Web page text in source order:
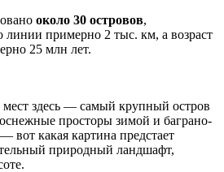
около 30 островов,
линии примерно 2 тыс. км, а возраст
25 млн лет.
здесь — самый крупный остров
просторы зимой и баграно-
вот какая картина предстает
природный ландшафт,